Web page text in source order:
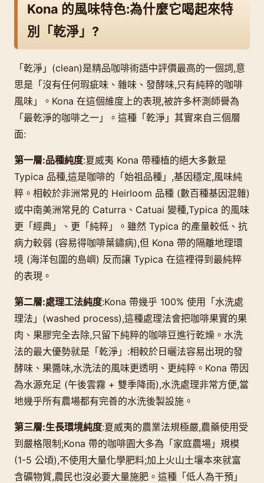
Kona 的風味特色:為什麼它喝起來特
別「乾淨」?
「乾淨」(clean)是精品咖啡術語中評價最高的一個詞,意
思是「沒有任何瑕疵味、雜味、發酵味,只有純粹的咖啡
風味」。Kona 在這個維度上的表現,被許多杯測師譽為
「最乾淨的咖啡之一」。這種「乾淨」其實來自三個層
面:
第一層:品種純度:夏威夷 Kona 帶種植的絕大多數是
Typica 品種,這是咖啡的「始祖品種」,基因穩定,風味純
粹。相較於非洲常見的 Heirloom 品種 (數百種基因混雜)
或中南美洲常見的 Caturra、Catuai 變種,Typica 的風味
更「經典」、更「純粹」。雖然 Typica 的產量較低、抗
病力較弱 (容易得咖啡葉鏽病),但 Kona 帶的隔離地理環
境 (海洋包圍的島嶼) 反而讓 Typica 在這裡得到最純粹
的表現。
第二層:處理工法純度:Kona 帶幾乎 100% 使用「水洗處
理法」(washed process),這種處理法會把咖啡果實的果
肉、果膠完全去除,只留下純粹的咖啡豆進行乾燥。水洗
法的最大優勢就是「乾淨」:相較於日曬法容易出現的發
酵味、果醬味,水洗法的風味更透明、更純粹。Kona 帶因
為水源充足 (午後雲霧 + 雙季降雨),水洗處理非常方便,當
地幾乎所有農場都有完善的水洗後製設施。
第三層:生長環境純度:夏威夷的農業法規極嚴,農藥使用受
到嚴格限制;Kona 帶的咖啡園大多為「家庭農場」規模
(1-5 公頃),不使用大量化學肥料;加上火山土壤本來就富
含礦物質,農民也沒必要大量施肥。這種「低人為干預」